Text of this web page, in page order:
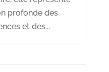
profonde des
et des...